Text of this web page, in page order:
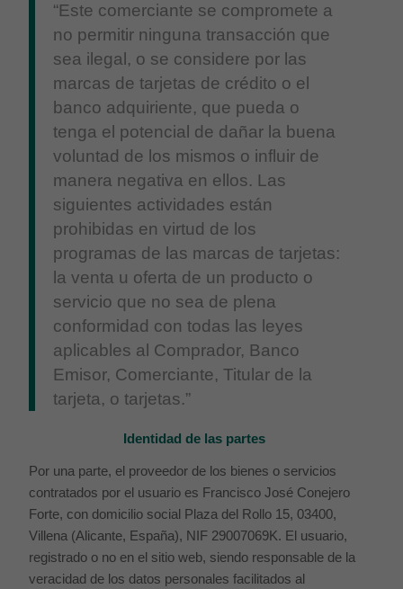
“Este comerciante se compromete a
no permitir ninguna transacción que
sea ilegal, o se considere por las
marcas de tarjetas de crédito o el
banco adquiriente, que pueda o
tenga el potencial de dañar la buena
voluntad de los mismos o influir de
manera negativa en ellos. Las
siguientes actividades están
prohibidas en virtud de los
programas de las marcas de tarjetas:
la venta u oferta de un producto o
servicio que no sea de plena
conformidad con todas las leyes
aplicables al Comprador, Banco
Emisor, Comerciante, Titular de la
tarjeta, o tarjetas.”
Identidad de las partes
Por una parte, el proveedor de los bienes o servicios
contratados por el usuario es Francisco José Conejero
Forte, con domicilio social Plaza del Rollo 15, 03400,
Villena (Alicante, España), NIF 29007069K. El usuario,
registrado o no en el sitio web, siendo responsable de la
veracidad de los datos personales facilitados al